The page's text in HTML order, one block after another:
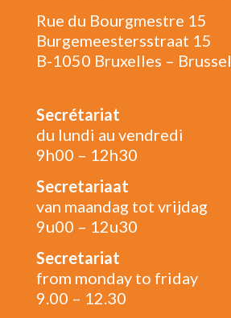
Rue du Bourgmestre 15
Burgemeestersstraat 15
B-1050 Bruxelles – Brussel
Secrétariat
du lundi au vendredi
9h00 – 12h30
Secretariaat
van maandag tot vrijdag
9u00 – 12u30
Secretariat
from monday to friday
9.00 – 12.30